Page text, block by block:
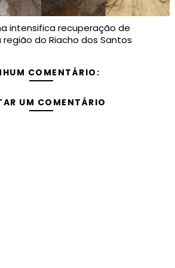
intensifica recuperação de
do Riacho dos Santos
COMENTÁRIO:
UM COMENTÁRIO